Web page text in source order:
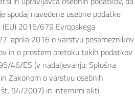
spodaj navedene osebne podatke
2016/679 Evropskega
aprila 2016 o varstvu posameznikov
in o prostem pretoku takih podatkov
46/ES (v nadaljevanju: Splošna
Zakonom o varstvu osebnih
št. 94/2007) in internimi akti